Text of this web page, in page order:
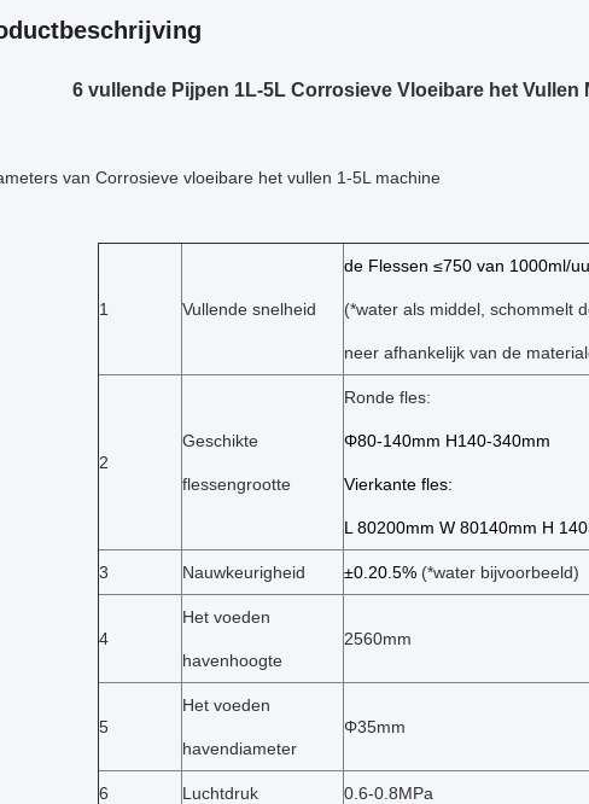
6 vullende Pijpen 1L-5L Corrosieve Vloeibare het Vullen
van Corrosieve vloeibare het vullen 1-5L machine
1 Vullende snelheid
de Flessen ≤750 van 1000ml/
(*water als middel, schommelt
neer afhankelijk van de
2
Geschikte
flessengrootte
Ronde fles:
Φ80-140mm H140-340mm
Vierkante fles:
L 80200mm W 80140mm H
3 Nauwkeurigheid ±0.20.5% (*water bijvoorbeeld)
4
Het voeden
havenhoogte
2560mm
5
Het voeden
havendiameter
Φ35mm
6 Luchtdruk 0.6-0.8MPa